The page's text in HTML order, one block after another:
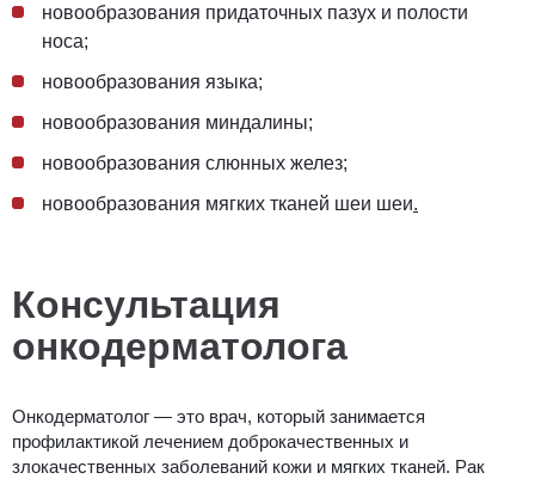
новообразования придаточных пазух и полости
носа;
новообразования языка;
новообразования миндалины;
новообразования слюнных желез;
новообразования мягких тканей шеи шеи.
Консультация
онкодерматолога
Онкодерматолог — это врач, который занимается
профилактикой лечением доброкачественных и
злокачественных заболеваний кожи и мягких тканей. Рак